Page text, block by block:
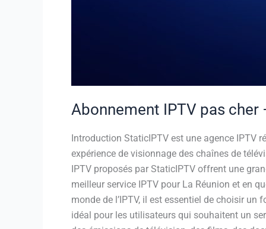
Abonnement IPTV pas
Introduction StaticIPTV est une agence IPTV
expérience de visionnage des chaînes de
IPTV proposés par StaticIPTV offrent une
meilleur service IPTV pour La Réunion et en
monde de l’IPTV, il est essentiel de choisir
idéal pour les utilisateurs qui souhaitent un